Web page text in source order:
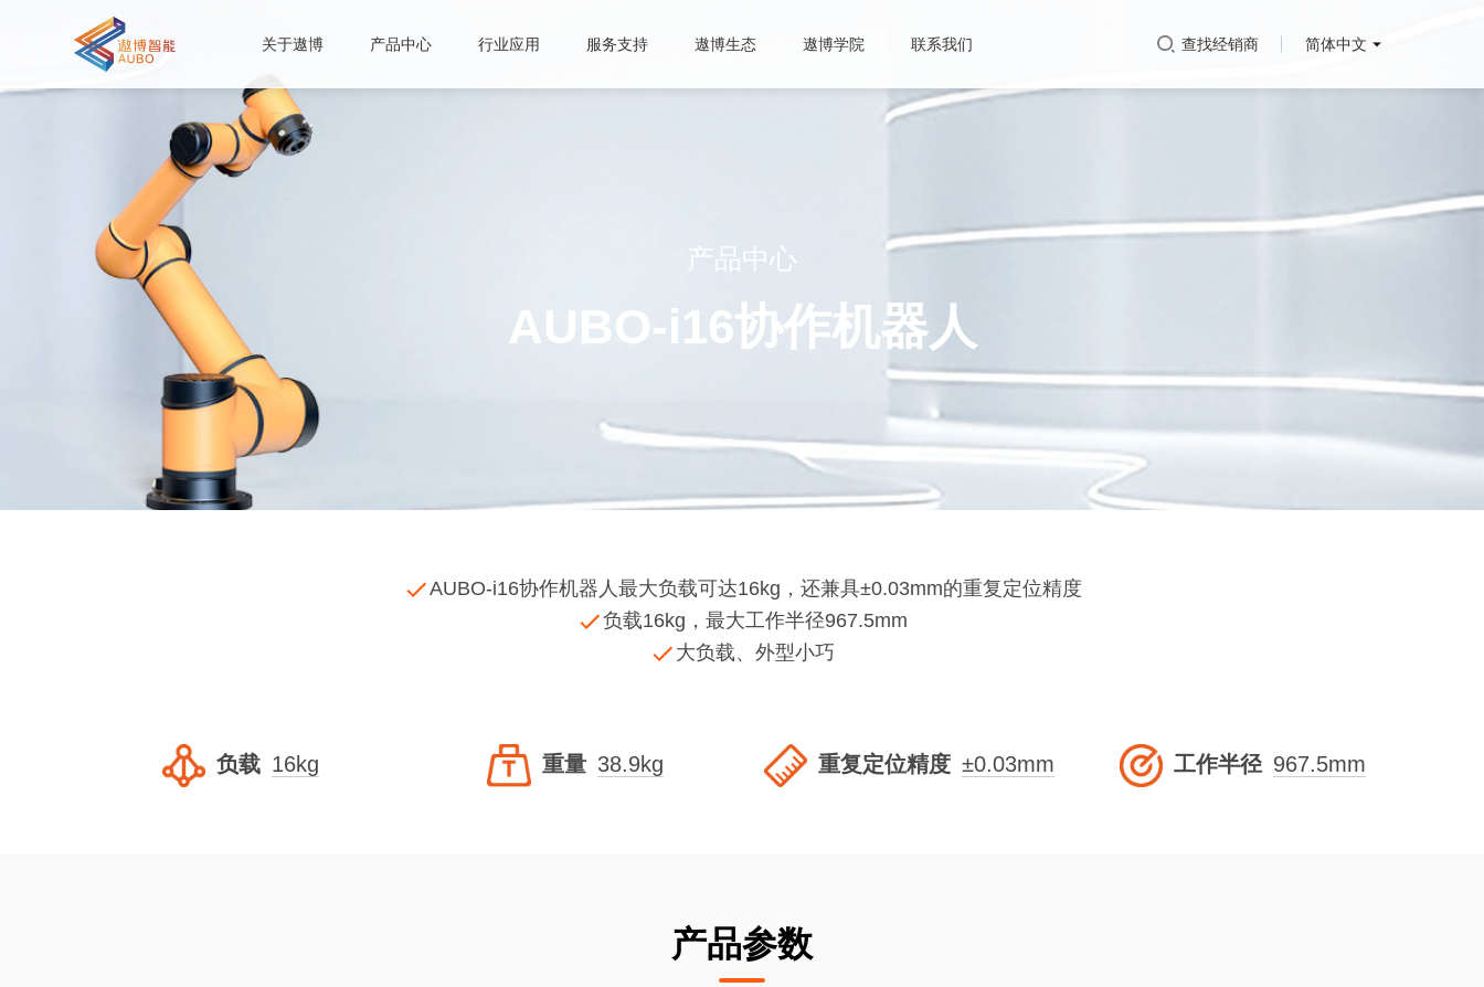
关于遨博 产品中心 行业应用 服务支持 遨博生态 遨博学院 联系我们 查找经销商 简体中文
产品中心
AUBO-i16协作机器人
AUBO-i16协作机器人最大负载可达16kg，还兼具±0.03mm的重复定位精度
负载16kg，最大工作半径967.5mm
大负载、外型小巧
负载 16kg 重量 38.9kg 重复定位精度 ±0.03mm 工作半径 967.5mm
产品参数